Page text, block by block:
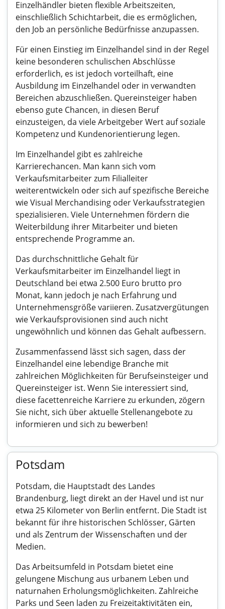
Einzelhändler bieten flexible Arbeitszeiten,
einschließlich Schichtarbeit, die es ermöglichen,
den Job an persönliche Bedürfnisse anzupassen.
Für einen Einstieg im Einzelhandel sind in der Regel
keine besonderen schulischen Abschlüsse
erforderlich, es ist jedoch vorteilhaft, eine
Ausbildung im Einzelhandel oder in verwandten
Bereichen abzuschließen. Quereinsteiger haben
ebenso gute Chancen, in diesen Beruf
einzusteigen, da viele Arbeitgeber Wert auf soziale
Kompetenz und Kundenorientierung legen.
Im Einzelhandel gibt es zahlreiche
Karrierechancen. Man kann sich vom
Verkaufsmitarbeiter zum Filialleiter
weiterentwickeln oder sich auf spezifische Bereiche
wie Visual Merchandising oder Verkaufsstrategien
spezialisieren. Viele Unternehmen fördern die
Weiterbildung ihrer Mitarbeiter und bieten
entsprechende Programme an.
Das durchschnittliche Gehalt für
Verkaufsmitarbeiter im Einzelhandel liegt in
Deutschland bei etwa 2.500 Euro brutto pro
Monat, kann jedoch je nach Erfahrung und
Unternehmensgröße variieren. Zusatzvergütungen
wie Verkaufsprovisionen sind auch nicht
ungewöhnlich und können das Gehalt aufbessern.
Zusammenfassend lässt sich sagen, dass der
Einzelhandel eine lebendige Branche mit
zahlreichen Möglichkeiten für Berufseinsteiger und
Quereinsteiger ist. Wenn Sie interessiert sind,
diese facettenreiche Karriere zu erkunden, zögern
Sie nicht, sich über aktuelle Stellenangebote zu
informieren und sich zu bewerben!
Potsdam
Potsdam, die Hauptstadt des Landes
Brandenburg, liegt direkt an der Havel und ist nur
etwa 25 Kilometer von Berlin entfernt. Die Stadt ist
bekannt für ihre historischen Schlösser, Gärten
und als Zentrum der Wissenschaften und der
Medien.
Das Arbeitsumfeld in Potsdam bietet eine
gelungene Mischung aus urbanem Leben und
naturnahen Erholungsmöglichkeiten. Zahlreiche
Parks und Seen laden zu Freizeitaktivitäten ein,